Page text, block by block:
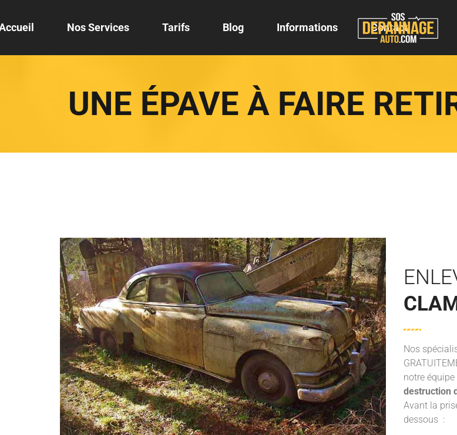
Nos Services Tarifs Blog Informations Contact
UNE ÉPAVE À FAIRE
Nos
notre
destruction
Avant la
dessous :